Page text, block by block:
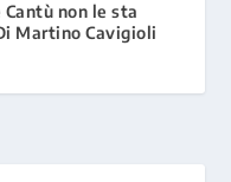
non le sta
Martino Cavigioli